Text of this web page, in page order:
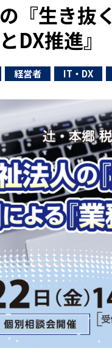
『生き抜
DX推進』
経営者 IT・DX